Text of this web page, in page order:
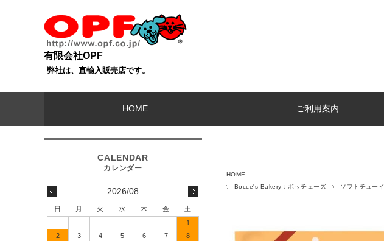
有限会社OPF
弊社は、直輸入販売店です。
HOME ご利用案内
HOME
Bocce's Bakery：ボッチェーズ
ソフトチューイ
2026/08
日 月 火 水 木 金
土
1
2
3 4 5 6 7
8